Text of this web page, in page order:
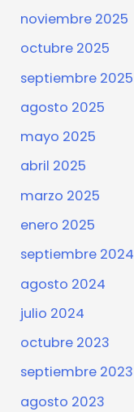
noviembre 2025
octubre 2025
septiembre 2025
agosto 2025
mayo 2025
abril 2025
marzo 2025
enero 2025
septiembre 2024
agosto 2024
julio 2024
octubre 2023
septiembre 2023
agosto 2023